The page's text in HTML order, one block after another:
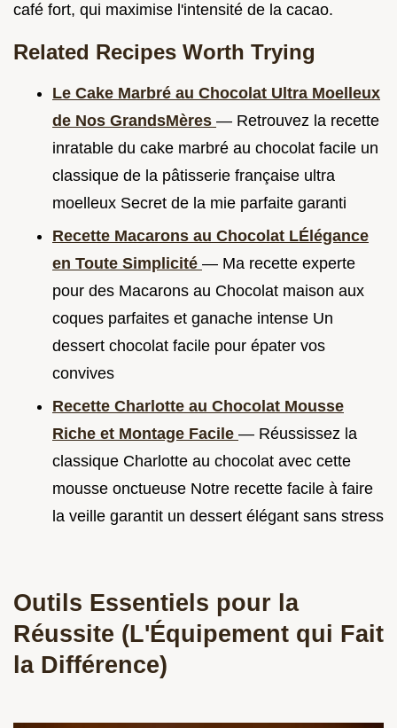
café fort, qui maximise l'intensité de la cacao.
Related Recipes Worth Trying
Le Cake Marbré au Chocolat Ultra Moelleux
de Nos GrandsMères — Retrouvez la recette
inratable du cake marbré au chocolat facile un
classique de la pâtisserie française ultra
moelleux Secret de la mie parfaite garanti
Recette Macarons au Chocolat LÉlégance
en Toute Simplicité — Ma recette experte
pour des Macarons au Chocolat maison aux
coques parfaites et ganache intense Un
dessert chocolat facile pour épater vos
convives
Recette Charlotte au Chocolat Mousse
Riche et Montage Facile — Réussissez la
classique Charlotte au chocolat avec cette
mousse onctueuse Notre recette facile à faire
la veille garantit un dessert élégant sans stress
Outils Essentiels pour la
Réussite (L'Équipement qui Fait
la Différence)